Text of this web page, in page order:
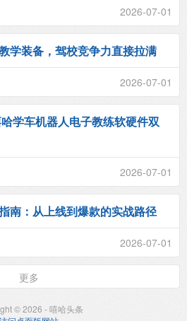
2026-07-01
学装备，驾校竞争力直接拉满
2026-07-01
学车机器人电子教练软硬件双
2026-07-01
南：从上线到爆款的实战路径
2026-07-01
更多
© 2026 - 嘻哈头条